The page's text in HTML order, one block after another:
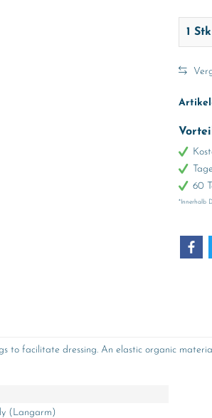
60
*Innerhalb
to facilitate dressing. An elastic organic
(Langarm)